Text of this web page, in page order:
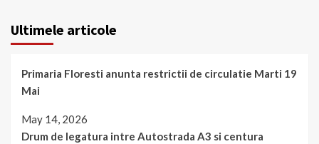
Ultimele articole
Primaria Floresti anunta restrictii de circulatie Marti 19
Mai
May 14, 2026
Drum de legatura intre Autostrada A3 si centura